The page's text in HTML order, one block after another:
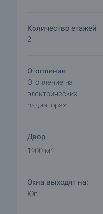
продажи с внесением
прекращаются
и окончательного
свяжитесь с
данному объекту
подробной
Количество етажей
2
Отопление
Отопление на
электрических
радиаторах
Двор
1900 м2
Окна выходят на:
Юг